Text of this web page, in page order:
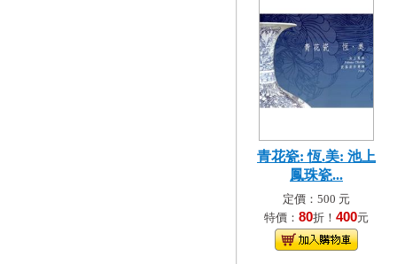
青花瓷: 恆.美: 池上
鳳珠瓷...
定價：500 元
特價： 80折！ 400元